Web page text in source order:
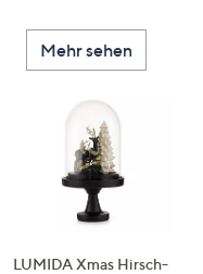
Mehr sehen
LUMIDA Xmas Hirsch-